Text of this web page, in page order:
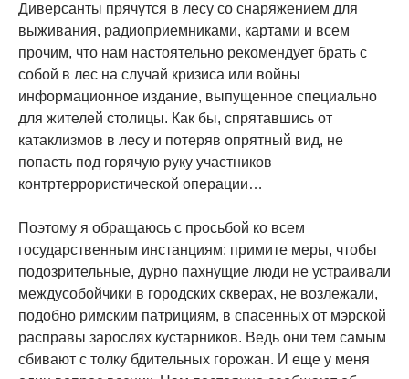
Диверсанты прячутся в лесу со снаряжением для
выживания, радиоприемниками, картами и всем
прочим, что нам настоятельно рекомендует брать с
собой в лес на случай кризиса или войны
информационное издание, выпущенное специально
для жителей столицы. Как бы, спрятавшись от
катаклизмов в лесу и потеряв опрятный вид, не
попасть под горячую руку участников
контртеррористической операции…
Поэтому я обращаюсь с просьбой ко всем
государственным инстанциям: примите меры, чтобы
подозрительные, дурно пахнущие люди не устраивали
междусобойчики в городских скверах, не возлежали,
подобно римским патрициям, в спасенных от мэрской
расправы зарослях кустарников. Ведь они тем самым
сбивают с толку бдительных горожан. И еще у меня